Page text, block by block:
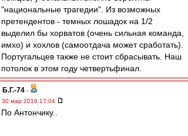
"национальные трагедии". Из возможных
претендентов - темных лошадок на 1/2
выделил бы хорватов (очень сильная команда,
имхо) и хохлов (самоотдача может сработать).
Португальцев также не стоит сбрасывать. Наш
потолок в этом году четвертьфинал.
Б.Г.-74 -
30 мар 2016 17:04
По Антончику..